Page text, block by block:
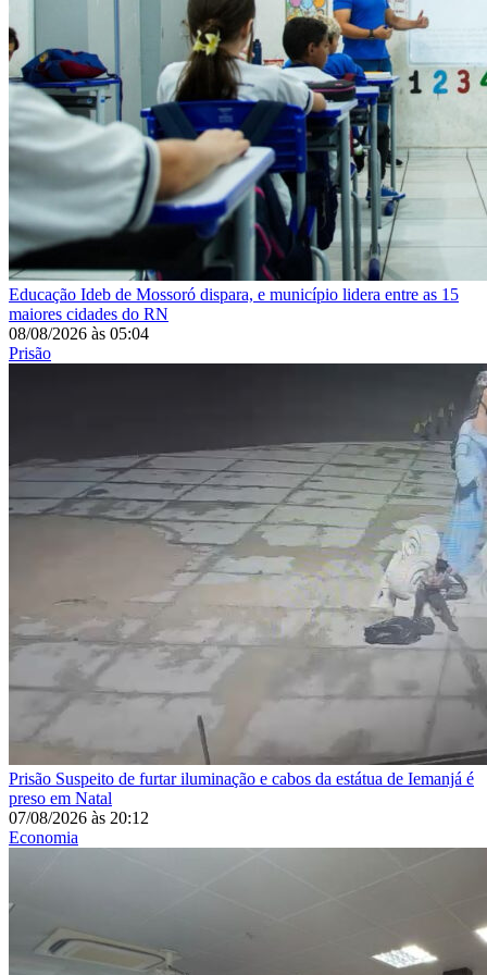
Educação Ideb de Mossoró dispara, e município lidera entre as 15
maiores cidades do RN
08/08/2026 às 05:04
Prisão
Prisão Suspeito de furtar iluminação e cabos da estátua de Iemanjá é
preso em Natal
07/08/2026 às 20:12
Economia